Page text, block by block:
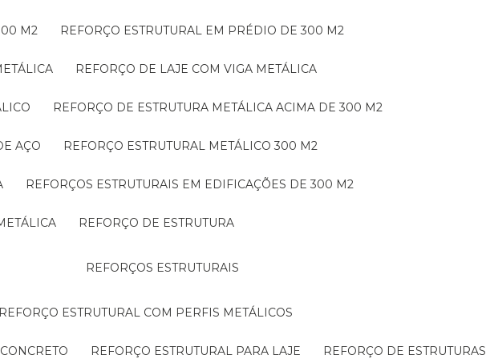
M2 REFORÇO ESTRUTURAL EM PRÉDIO DE 300 M2
REFORÇO DE LAJE COM VIGA METÁLICA
REFORÇO DE ESTRUTURA METÁLICA ACIMA DE 300 M2
AÇO REFORÇO ESTRUTURAL METÁLICO 300 M2
REFORÇOS ESTRUTURAIS EM EDIFICAÇÕES DE 300 M2
REFORÇO DE ESTRUTURA
REFORÇOS ESTRUTURAIS
REFORÇO ESTRUTURAL COM PERFIS METÁLICOS
REFORÇO ESTRUTURAL PARA LAJE REFORÇO DE ESTRUTURAS